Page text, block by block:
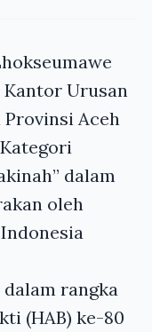
Urusan
Provinsi Aceh
dalam
oleh
rangka
(HAB) ke-80